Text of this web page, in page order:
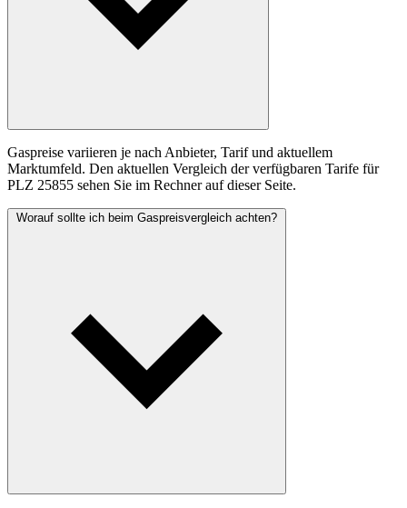
Gaspreise variieren je nach Anbieter, Tarif und aktuellem
Marktumfeld. Den aktuellen Vergleich der verfügbaren Tarife für
PLZ 25855 sehen Sie im Rechner auf dieser Seite.
Worauf sollte ich beim Gaspreisvergleich achten?